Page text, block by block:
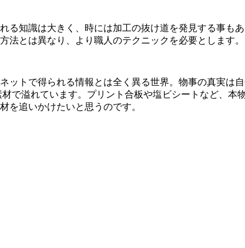
る知識は大きく、時には加工の抜け道を発見する事も
とは異なり、より職人のテクニックを必要とします。
ットで得られる情報とは全く異る世界。物事の真実は
で溢れています。プリント合板や塩ビシートなど、
を追いかけたいと思うのです。